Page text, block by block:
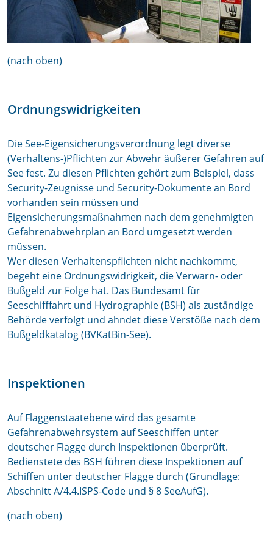
(nach oben)
Ordnungswidrigkeiten
Die See-Eigensicherungsverordnung legt diverse
(Verhaltens-)Pflichten zur Abwehr äußerer Gefahren auf
See fest. Zu diesen Pflichten gehört zum Beispiel, dass
Security-Zeugnisse und Security-Dokumente an Bord
vorhanden sein müssen und
Eigensicherungsmaßnahmen nach dem genehmigten
Gefahrenabwehrplan an Bord umgesetzt werden
müssen.
Wer diesen Verhaltenspflichten nicht nachkommt,
begeht eine Ordnungswidrigkeit, die Verwarn- oder
Bußgeld zur Folge hat. Das Bundesamt für
Seeschifffahrt und Hydrographie (BSH) als zuständige
Behörde verfolgt und ahndet diese Verstöße nach dem
Bußgeldkatalog (BVKatBin-See).
Inspektionen
Auf Flaggenstaatebene wird das gesamte
Gefahrenabwehrsystem auf Seeschiffen unter
deutscher Flagge durch Inspektionen überprüft.
Bedienstete des BSH führen diese Inspektionen auf
Schiffen unter deutscher Flagge durch (Grundlage:
Abschnitt A/4.4.ISPS-Code und § 8 SeeAufG).
(nach oben)